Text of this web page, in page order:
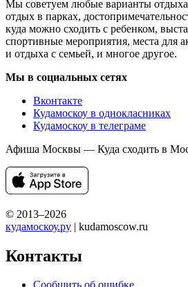
Мы советуем любые варианты
отдых в парках,
куда можно сходить с ребенком,
спортивные мероприятия, места для
и отдыха с семьей, и многое другое.
Мы в социальных сетях
Вконтакте
Кудамоскоу в однокласниках
Кудамоскоу в телеграме
Афиша Москвы — Куда сходить в
© 2013–2026
кудамоскоу.ру | kudamoscow.ru
Контакты